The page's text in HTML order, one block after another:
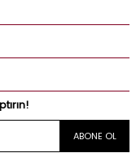
ABONE OL